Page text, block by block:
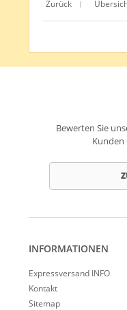
Zurück |
Bewerten Sie
INFORMATIONEN
Expressversand INFO
Kontakt
Sitemap